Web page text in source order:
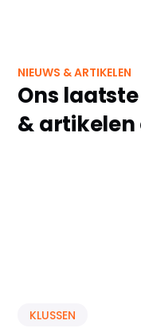
NIEUWS & ARTIKELEN
Ons
& artikelen
KLUSSEN